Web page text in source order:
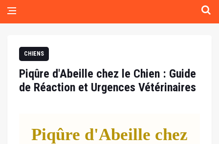
CHIENS
Piqûre d'Abeille chez le Chien : Guide
de Réaction et Urgences Vétérinaires
Piqûre d'Abeille chez